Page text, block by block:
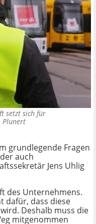
setzt sich für
Plunert
grundlegende Fragen
auch
Jens Uhlig
des Unternehmens.
dafür, dass diese
Deshalb muss die
mitgenommen